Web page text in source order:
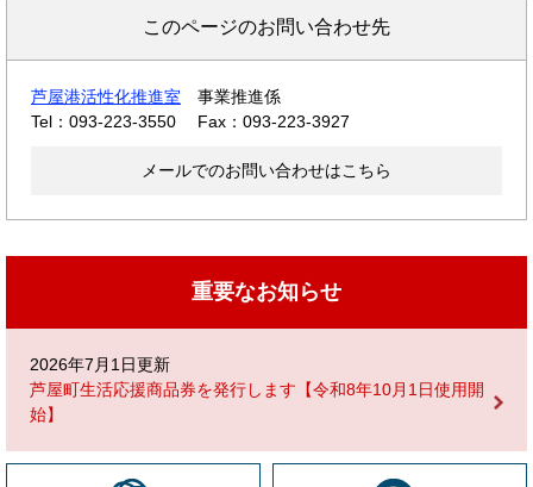
このページのお問い合わせ先
芦屋港活性化推進室
事業推進係
Tel：093-223-3550
Fax：093-223-3927
メールでのお問い合わせはこちら
重要なお知らせ
2026年7月1日更新
芦屋町生活応援商品券を発行します【令和8年10月1日使用開
始】